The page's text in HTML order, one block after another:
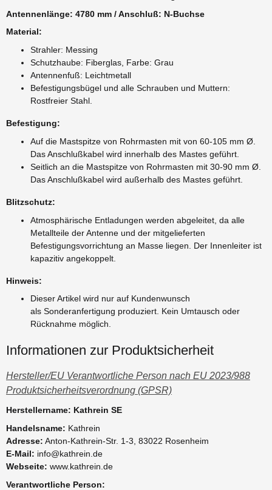
Antennenlänge: 4780 mm / Anschluß: N-Buchse
Material:
Strahler: Messing
Schutzhaube: Fiberglas, Farbe: Grau
Antennenfuß: Leichtmetall
Befestigungsbügel und alle Schrauben und Muttern:
Rostfreier Stahl.
Befestigung:
Auf die Mastspitze von Rohrmasten mit von 60-105 mm Ø.
Das Anschlußkabel wird innerhalb des Mastes geführt.
Seitlich an die Mastspitze von Rohrmasten mit 30-90 mm Ø.
Das Anschlußkabel wird außerhalb des Mastes geführt.
Blitzschutz:
Atmosphärische Entladungen werden abgeleitet, da alle
Metallteile der Antenne und der mitgelieferten
Befestigungsvorrichtung an Masse liegen. Der Innenleiter ist
kapazitiv angekoppelt.
Hinweis:
Dieser Artikel wird nur auf Kundenwunsch
als Sonderanfertigung produziert. Kein Umtausch oder
Rücknahme möglich.
Informationen zur Produktsicherheit
Hersteller/EU Verantwortliche Person nach EU 2023/988
Produktsicherheitsverordnung (GPSR)
Herstellername: Kathrein SE
Handelsname: Kathrein
Adresse: Anton-Kathrein-Str. 1-3, 83022 Rosenheim
E-Mail: info@kathrein.de
Webseite: www.kathrein.de
Verantwortliche Person: